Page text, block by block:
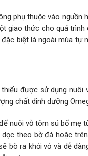
phụ thuộc vào nguồn
giao thức cho quá trình
biệt là ngoài mùa tự
được sử dụng nuôi
chất dinh dưỡng
nuôi vỗ tôm sú bố mẹ
theo bờ đá hoặc
bò ra khỏi vỏ và dễ